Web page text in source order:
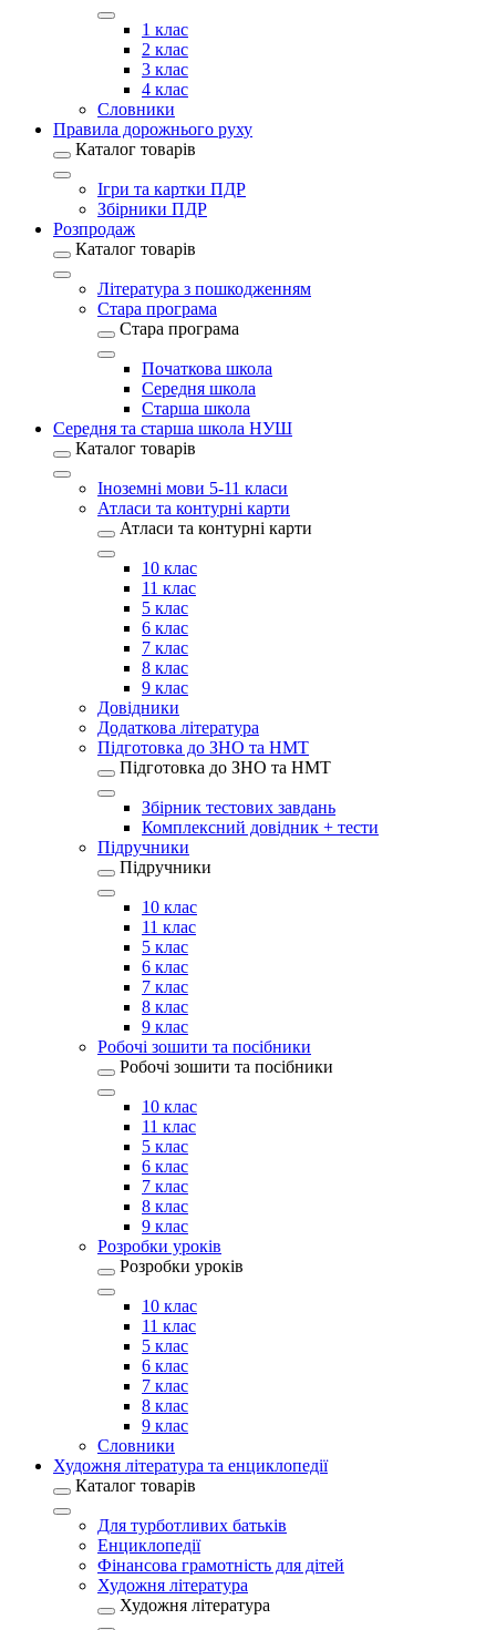
1 клас
2 клас
3 клас
4 клас
Словники
Правила дорожнього руху
Каталог товарів
Ігри та картки ПДР
Збірники ПДР
Розпродаж
Каталог товарів
Література з пошкодженням
Стара програма
Стара програма
Початкова школа
Середня школа
Старша школа
Середня та старша школа НУШ
Каталог товарів
Іноземні мови 5-11 класи
Атласи та контурні карти
Атласи та контурні карти
10 клас
11 клас
5 клас
6 клас
7 клас
8 клас
9 клас
Довідники
Додаткова література
Підготовка до ЗНО та НМТ
Підготовка до ЗНО та НМТ
Збірник тестових завдань
Комплексний довідник + тести
Підручники
Підручники
10 клас
11 клас
5 клас
6 клас
7 клас
8 клас
9 клас
Робочі зошити та посібники
Робочі зошити та посібники
10 клас
11 клас
5 клас
6 клас
7 клас
8 клас
9 клас
Розробки уроків
Розробки уроків
10 клас
11 клас
5 клас
6 клас
7 клас
8 клас
9 клас
Словники
Художня література та енциклопедії
Каталог товарів
Для турботливих батьків
Енциклопедії
Фінансова грамотність для дітей
Художня література
Художня література